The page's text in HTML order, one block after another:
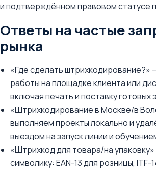
и подтверждённом правовом статусе
Ответы на частые
рынка
«Где сделать штрихкодирование?»
работы на площадке клиента или
включая печать и поставку готовых
«Штрихкодирование в Москве/в
выполняем проекты локально и
выездом на запуск линии и
«Штрихкод для товара/на
символику: EAN-13 для розницы, ITF-